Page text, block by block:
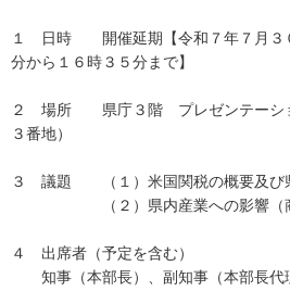
１ 日時 開催延期【令和７年７月３
分から１６時３５分まで】
２ 場所 県庁３階 プレゼンテーショ
３番地）
３ 議題 （１）米国関税の概要及び
（２）県内産業への影響（商工
４ 出席者（予定を含む）
知事（本部長）、副知事（本部長代